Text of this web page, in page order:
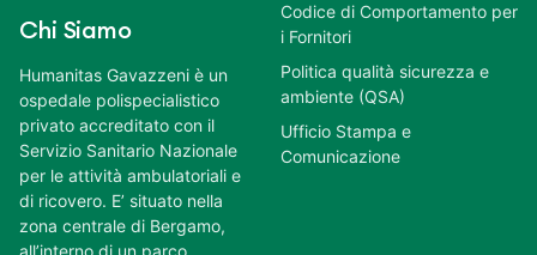
Chi Siamo
Humanitas Gavazzeni è un
ospedale polispecialistico
privato accreditato con il
Servizio Sanitario Nazionale
per le attività ambulatoriali e
di ricovero. E’ situato nella
zona centrale di Bergamo,
Codice di Comportamento per
i Fornitori
Politica qualità sicurezza e
ambiente (QSA)
Ufficio Stampa e
Comunicazione